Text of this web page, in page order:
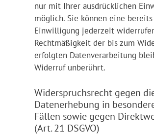
nur mit Ihrer ausdrücklichen
möglich. Sie können eine
Einwilligung jederzeit
Rechtmäßigkeit der bis zum
erfolgten Datenverarbeitung
Widerruf unberührt.
Widerspruchsrecht gegen
Datenerhebung in
Fällen sowie gegen
(Art. 21 DSGVO)